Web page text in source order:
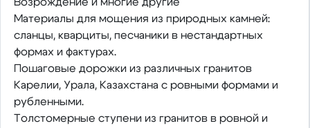
Материалы для мощения из природных камней:
сланцы, кварциты, песчаники в нестандартных
формах и фактурах.
Пошаговые дорожки из различных гранитов
Карелии, Урала, Казахстана с ровными формами и
рубленными.
Толстомерные ступени из гранитов в ровной и